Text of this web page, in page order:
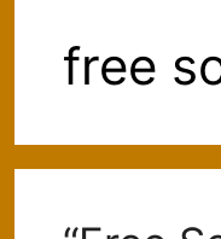
free